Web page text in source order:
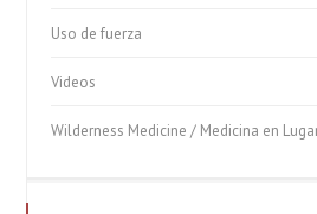
Uso de fuerza
Videos
Wilderness Medicine / Medicina en